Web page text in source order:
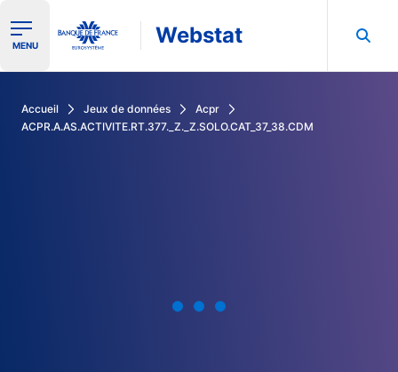
Ouvrir le menu de navigation
MENU Webstat
Accueil Jeux de données
Acpr
ACPR.A.AS.ACTIVITE.RT.377._Z._Z.SOLO.CAT_37_38.CDM